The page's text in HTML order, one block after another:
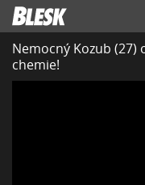
Nemocný Kozub (27)
chemie!